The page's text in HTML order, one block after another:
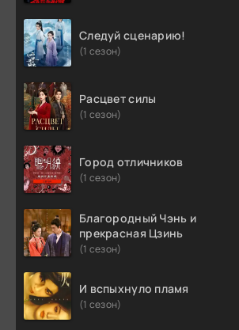
Следуй сценарию!
(1 сезон)
Расцвет силы
(1 сезон)
Город отличников
(1 сезон)
Благородный Чэнь и
прекрасная Цзинь
(1 сезон)
И вспыхнуло пламя
(1 сезон)